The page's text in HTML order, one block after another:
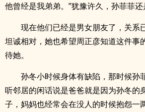
他曾经是我弟弟。”犹豫许久，孙菲菲还
现在他们已经是男女朋友了，关系
坦诚相对，她也希望周正彦知道这件事
待她。
孙冬小时候身体有缺陷，那时候孙
听邻居的闲话说是爸爸就是因为孙冬的
子，妈妈也经常会在没人的时候抱怨一